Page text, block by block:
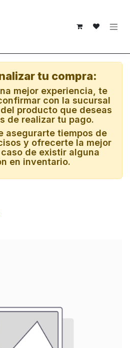
tu compra:
mejor experiencia, te
con la sucursal
producto que deseas
de realizar tu pago.
asegurarte tiempos de
y ofrecerte la mejor
de existir alguna
en inventario.